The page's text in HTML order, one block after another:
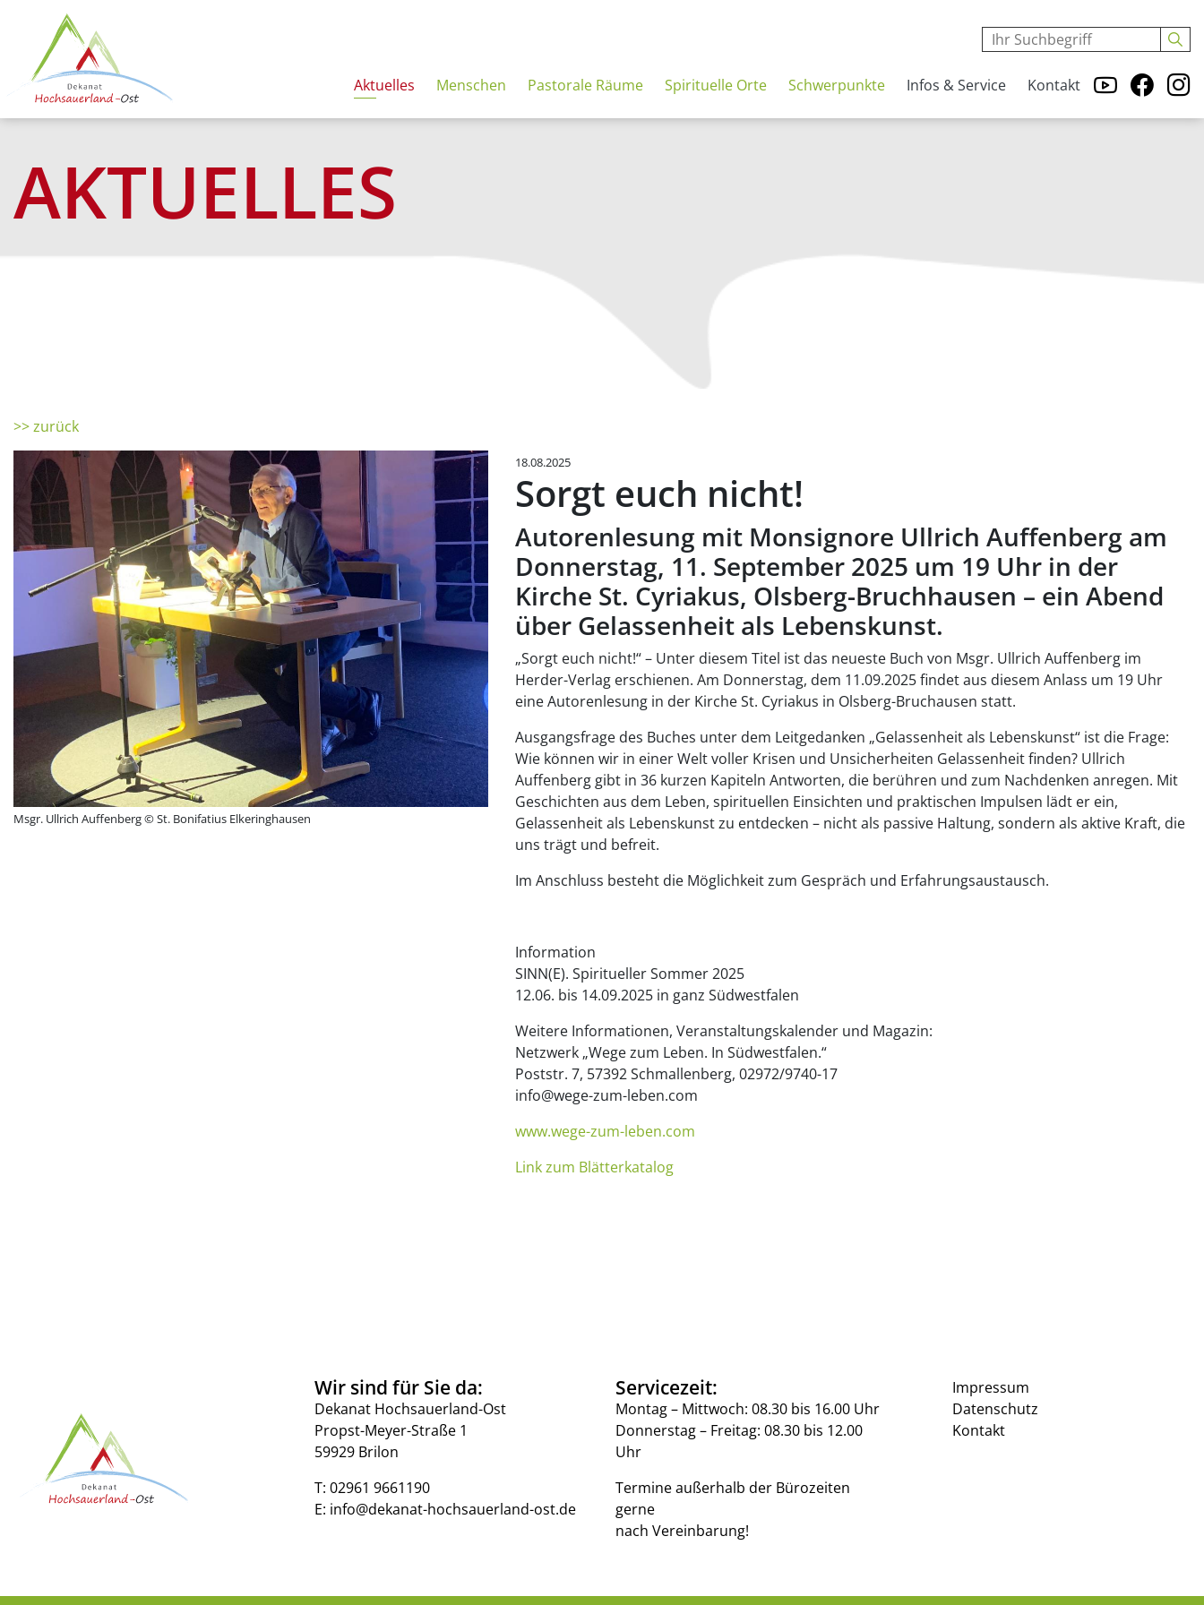
Aktuelles Menschen Pastorale Räume Spirituelle Orte Schwerpunkte Infos & Service Kontakt
AKTUELLES
>> zurück
Msgr. Ullrich Auffenberg © St. Bonifatius Elkeringhausen
18.08.2025
Sorgt euch nicht!
Autorenlesung mit Monsignore Ullrich Auffenberg am
Donnerstag, 11. September 2025 um 19 Uhr in der
Kirche St. Cyriakus, Olsberg-Bruchhausen – ein Abend
über Gelassenheit als Lebenskunst.
„Sorgt euch nicht!“ – Unter diesem Titel ist das neueste Buch von Msgr. Ullrich Auffenberg im
Herder-Verlag erschienen. Am Donnerstag, dem 11.09.2025 findet aus diesem Anlass um 19 Uhr
eine Autorenlesung in der Kirche St. Cyriakus in Olsberg-Bruchausen statt.
Ausgangsfrage des Buches unter dem Leitgedanken „Gelassenheit als Lebenskunst“ ist die Frage:
Wie können wir in einer Welt voller Krisen und Unsicherheiten Gelassenheit finden? Ullrich
Auffenberg gibt in 36 kurzen Kapiteln Antworten, die berühren und zum Nachdenken anregen. Mit
Geschichten aus dem Leben, spirituellen Einsichten und praktischen Impulsen lädt er ein,
Gelassenheit als Lebenskunst zu entdecken – nicht als passive Haltung, sondern als aktive Kraft, die
uns trägt und befreit.
Im Anschluss besteht die Möglichkeit zum Gespräch und Erfahrungsaustausch.
Information
SINN(E). Spiritueller Sommer 2025
12.06. bis 14.09.2025 in ganz Südwestfalen
Weitere Informationen, Veranstaltungskalender und Magazin:
Netzwerk „Wege zum Leben. In Südwestfalen.“
Poststr. 7, 57392 Schmallenberg, 02972/9740-17
info@wege-zum-leben.com
www.wege-zum-leben.com
Link zum Blätterkatalog
Wir sind für Sie da:
Dekanat Hochsauerland-Ost
Propst-Meyer-Straße 1
59929 Brilon
T: 02961 9661190
E: info@dekanat-hochsauerland-ost.de
Servicezeit:
Montag – Mittwoch: 08.30 bis 16.00 Uhr
Donnerstag – Freitag: 08.30 bis 12.00
Uhr
Termine außerhalb der Bürozeiten
gerne
nach Vereinbarung!
Impressum
Datenschutz
Kontakt